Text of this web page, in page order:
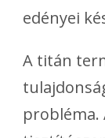
edényei
A titán
probléma.